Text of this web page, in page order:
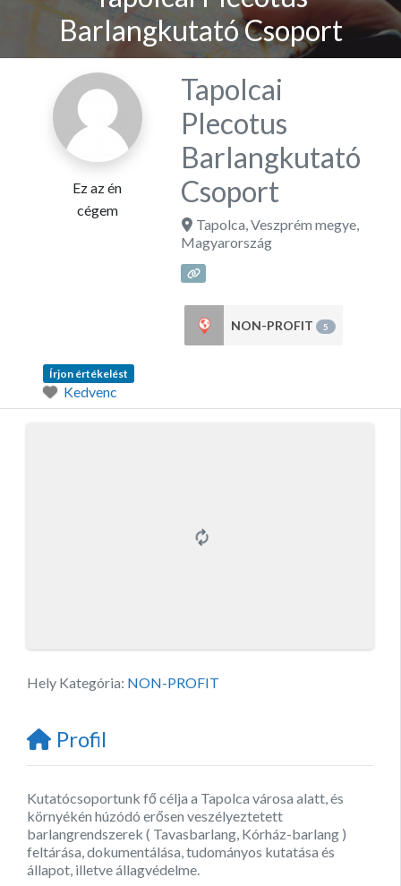
Barlangkutató Csoport
Ez az én
cégem
Tapolcai
Plecotus
Barlangkutató
Csoport
Tapolca,Veszprém megye,
Magyarország
NON-PROFIT 5
Írjon értékelést
Kedvenc
Hely Kategória: NON-PROFIT
Profil
Kutatócsoportunk fő célja a Tapolca városa alatt, és
környékén húzódó erősen veszélyeztetett
barlangrendszerek ( Tavasbarlang, Kórház-barlang )
feltárása, dokumentálása, tudományos kutatása és
állapot, illetve állagvédelme.